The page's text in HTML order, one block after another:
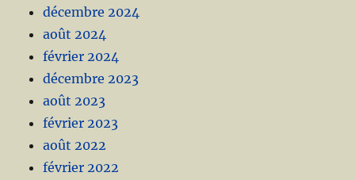
décembre 2024
août 2024
février 2024
décembre 2023
août 2023
février 2023
août 2022
février 2022